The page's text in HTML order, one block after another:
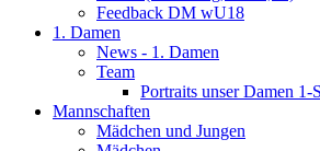
Feedback DM wU18
1. Damen
News - 1. Damen
Team
Portraits unser Damen 1-
Mannschaften
Mädchen und Jungen